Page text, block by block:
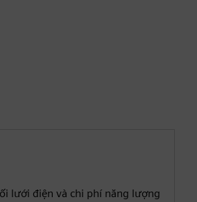
lưới điện và chi phí năng lượng